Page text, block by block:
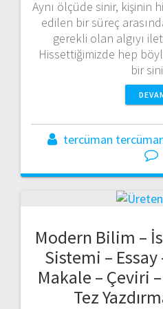
Aynı ölçüde sinir, kişinin
edilen bir süreç
gerekli olan algıyı
Hissettiğimizde hep
bir
tercüman
Modern Bilim –
Sistemi – Essay
Makale – Çeviri
Tez